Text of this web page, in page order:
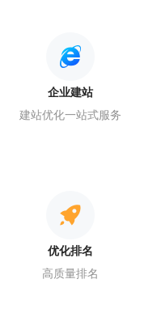
企业建站
建站优化一站式服务
优化排名
高质量排名